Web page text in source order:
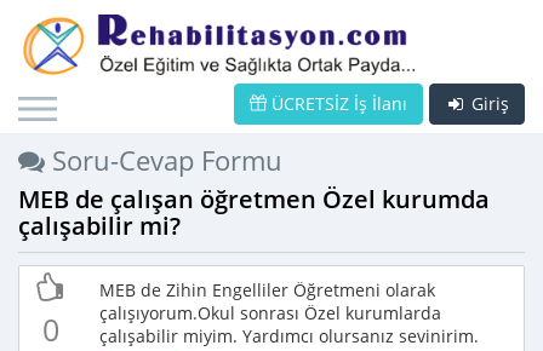
Giriş
ÜCRETSİZ İş İlanı
Soru-Cevap Formu
MEB de çalışan öğretmen Özel kurumda
çalışabilir mi?
0
MEB de Zihin Engelliler Öğretmeni olarak
çalışıyorum.Okul sonrası Özel kurumlarda
çalışabilir miyim. Yardımcı olursanız sevinirim.